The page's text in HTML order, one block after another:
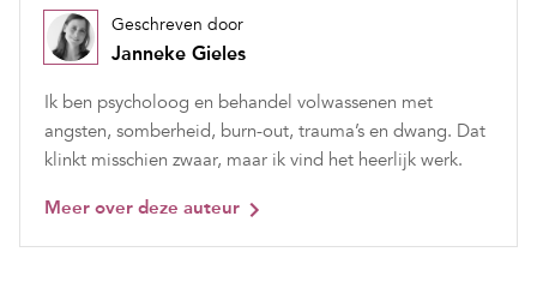
Geschreven door
Janneke Gieles
Ik ben psycholoog en behandel volwassenen met
angsten, somberheid, burn-out, trauma’s en dwang. Dat
klinkt misschien zwaar, maar ik vind het heerlijk werk.
Meer over deze auteur